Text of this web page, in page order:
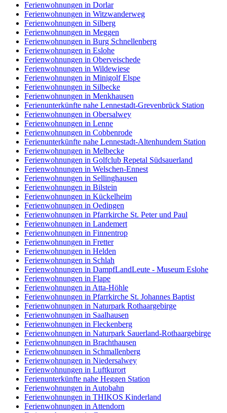
Ferienwohnungen in Dorlar
Ferienwohnungen in Witzwanderweg
Ferienwohnungen in Silberg
Ferienwohnungen in Meggen
Ferienwohnungen in Burg Schnellenberg
Ferienwohnungen in Eslohe
Ferienwohnungen in Oberveischede
Ferienwohnungen in Wildewiese
Ferienwohnungen in Minigolf Elspe
Ferienwohnungen in Silbecke
Ferienwohnungen in Menkhausen
Ferienunterkünfte nahe Lennestadt-Grevenbrück Station
Ferienwohnungen in Obersalwey
Ferienwohnungen in Lenne
Ferienwohnungen in Cobbenrode
Ferienunterkünfte nahe Lennestadt-Altenhundem Station
Ferienwohnungen in Melbecke
Ferienwohnungen in Golfclub Repetal Südsauerland
Ferienwohnungen in Welschen-Ennest
Ferienwohnungen in Sellinghausen
Ferienwohnungen in Bilstein
Ferienwohnungen in Kückelheim
Ferienwohnungen in Oedingen
Ferienwohnungen in Pfarrkirche St. Peter und Paul
Ferienwohnungen in Landemert
Ferienwohnungen in Finnentrop
Ferienwohnungen in Fretter
Ferienwohnungen in Helden
Ferienwohnungen in Schlah
Ferienwohnungen in DampfLandLeute - Museum Eslohe
Ferienwohnungen in Flape
Ferienwohnungen in Atta-Höhle
Ferienwohnungen in Pfarrkirche St. Johannes Baptist
Ferienwohnungen in Naturpark Rothaargebirge
Ferienwohnungen in Saalhausen
Ferienwohnungen in Fleckenberg
Ferienwohnungen in Naturpark Sauerland-Rothaargebirge
Ferienwohnungen in Brachthausen
Ferienwohnungen in Schmallenberg
Ferienwohnungen in Niedersalwey
Ferienwohnungen in Luftkurort
Ferienunterkünfte nahe Heggen Station
Ferienwohnungen in Autobahn
Ferienwohnungen in THIKOS Kinderland
Ferienwohnungen in Attendorn